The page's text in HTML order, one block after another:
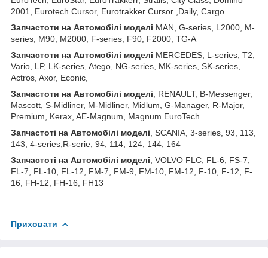
2001, Eurotech Cursor, Eurotrakker Cursor ,Daily, Cargo
Запчастоти на Автомобілі моделі MAN, G-series, L2000, M-
series, M90, M2000, F-series, F90, F2000, TG-A
Запчастоти на Автомобілі моделі MERCEDES, L-series, T2,
Vario, LP, LK-series, Atego, NG-series, MK-series, SK-series,
Actros, Axor, Econic,
Запчастоти на Автомобілі моделі , RENAULT, B-Messenger,
Mascott, S-Midliner, M-Midliner, Midlum, G-Manager, R-Major,
Premium, Kerax, AE-Magnum, Magnum EuroTech
Запчастоті на Автомобілі моделі , SCANIA, 3-series, 93, 113,
143, 4-series,R-serie, 94, 114, 124, 144, 164
Запчастоті на Автомобілі моделі , VOLVO FLC, FL-6, FS-7,
FL-7, FL-10, FL-12, FM-7, FM-9, FM-10, FM-12, F-10, F-12, F-
16, FH-12, FH-16, FH13
Приховати